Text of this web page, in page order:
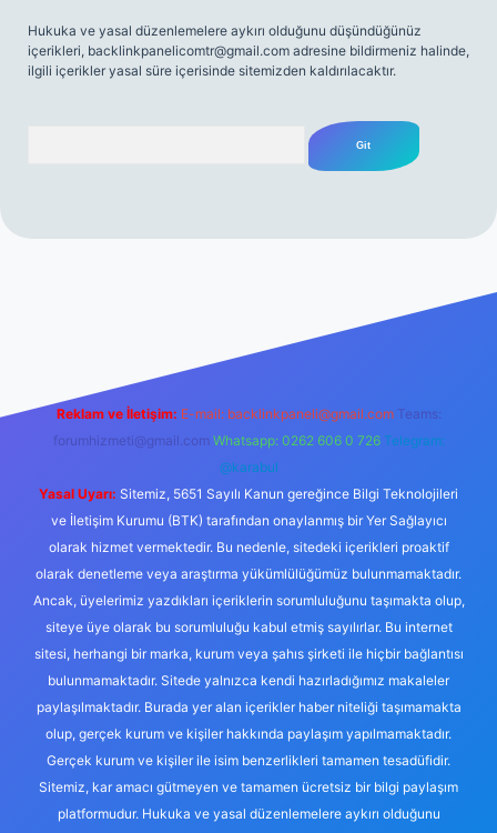
Hukuka ve yasal düzenlemelere aykırı olduğunu düşündüğünüz
içerikleri, backlinkpanelicomtr@gmail.com adresine bildirmeniz halinde,
ilgili içerikler yasal süre içerisinde sitemizden kaldırılacaktır.
Reklam ve İletişim: E-mail: backlinkpaneli@gmail.com Teams:
forumhizmeti@gmail.com Whatsapp: 0262 606 0 726 Telegram:
@karabul
Yasal Uyarı: Sitemiz, 5651 Sayılı Kanun gereğince Bilgi Teknolojileri
ve İletişim Kurumu (BTK) tarafından onaylanmış bir Yer Sağlayıcı
olarak hizmet vermektedir. Bu nedenle, sitedeki içerikleri proaktif
olarak denetleme veya araştırma yükümlülüğümüz bulunmamaktadır.
Ancak, üyelerimiz yazdıkları içeriklerin sorumluluğunu taşımakta olup,
siteye üye olarak bu sorumluluğu kabul etmiş sayılırlar. Bu internet
sitesi, herhangi bir marka, kurum veya şahıs şirketi ile hiçbir bağlantısı
bulunmamaktadır. Sitede yalnızca kendi hazırladığımız makaleler
paylaşılmaktadır. Burada yer alan içerikler haber niteliği taşımamakta
olup, gerçek kurum ve kişiler hakkında paylaşım yapılmamaktadır.
Gerçek kurum ve kişiler ile isim benzerlikleri tamamen tesadüfidir.
Sitemiz, kar amacı gütmeyen ve tamamen ücretsiz bir bilgi paylaşım
platformudur. Hukuka ve yasal düzenlemelere aykırı olduğunu